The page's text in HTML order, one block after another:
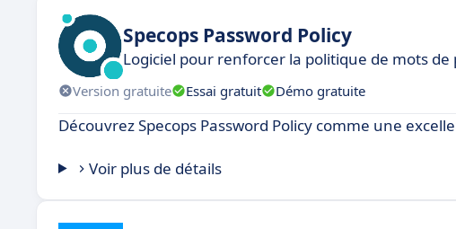
Specops Password Policy
Logiciel pour renforcer la politique de mots de
Version gratuite Essai gratuit Démo gratuite
Découvrez Specops Password Policy comme une
Voir plus de détails